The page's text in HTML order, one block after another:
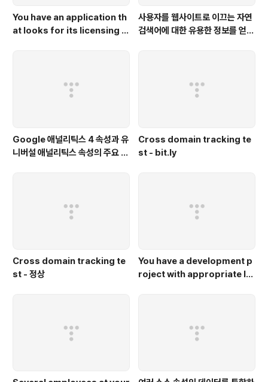
You have an application th
at looks for its licensing s
사용자를 웹사이트로 이끄는 자연
검색어에 대한 유용한 정보를 얻고
Google 애널리틱스 4 속성과 유
니버설 애널리틱스 속성의 주요 차
Cross domain tracking te
st - bit.ly
Cross domain tracking te
st - 정상
You have a development p
roject with appropriate IA